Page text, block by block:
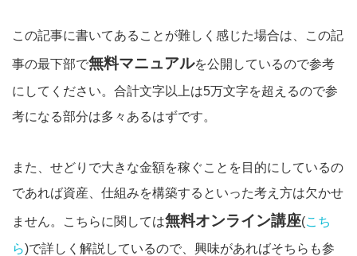
この記事に書いてあることが難しく感じた場合は、この記
事の最下部で無料マニュアルを公開しているので参考
にしてください。合計文字以上は5万文字を超えるので参
考になる部分は多々あるはずです。
また、せどりで大きな金額を稼ぐことを目的にしているの
であれば資産、仕組みを構築するといった考え方は欠かせ
ません。こちらに関しては無料オンライン講座(こち
ら)で詳しく解説しているので、興味があればそちらも参